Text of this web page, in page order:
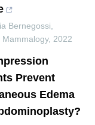
Bernegossi
, 2022
Prevent
Edema